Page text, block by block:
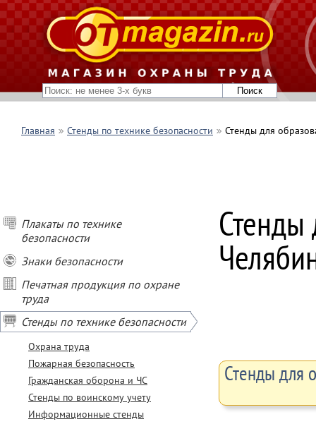
Главная Стенды по технике безопасности Стенды для
Плакаты по технике
безопасности
Знаки безопасности
Печатная продукция по охране
труда
Стенды по технике безопасности
Охрана труда
Пожарная безопасность
Гражданская оборона и ЧС
Стенды по воинскому учету
Информационные стенды
Стенды
Стенды для